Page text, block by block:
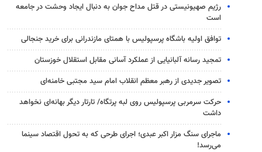
رژیم صهیونیستی در قتل مداح جوان به دنبال ایجاد وحشت در جامعه
است
توافق اولیه باشگاه پرسپولیس با همتای مازندرانی برای خرید جنجالی
تمجید رسانه آلبانیایی از عملکرد آسانی مقابل استقلال خوزستان
تصویر جدیدی از رهبر معظم انقلاب امام سید مجتبی خامنه‌ای
حرکت سرمربی پرسپولیس روی لبه پرتگاه/ تارتار دیگر بهانه‌ای نخواهد
داشت
ماجرای سنگ مزار اکبر عبدی؛ اجرای طرحی که به تحول اقتصاد سینما
می‌رسد!